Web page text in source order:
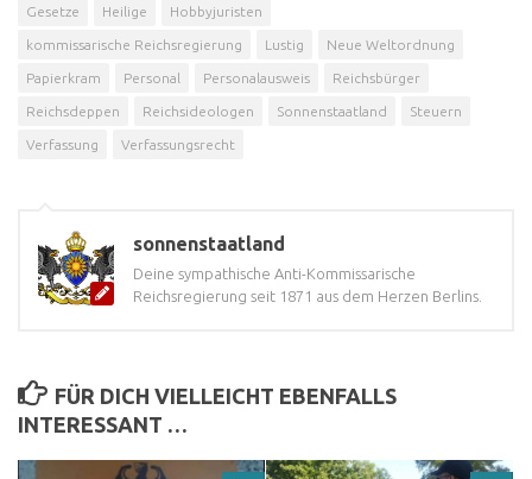
Gesetze Heilige Hobbyjuristen
kommissarische Reichsregierung Lustig Neue Weltordnung
Papierkram Personal Personalausweis Reichsbürger
Reichsdeppen Reichsideologen Sonnenstaatland Steuern
Verfassung Verfassungsrecht
sonnenstaatland
Deine sympathische Anti-Kommissarische
Reichsregierung seit 1871 aus dem Herzen Berlins.
FÜR DICH VIELLEICHT EBENFALLS
INTERESSANT …